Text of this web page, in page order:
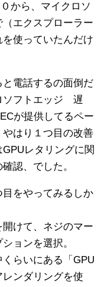
から、マイクロソ
エクスプローラー
使っていたんだけ
電話するの面倒だ
ソフトエッジ 遅
が提供してるペー
はり１つ目の改善
レタリングに関
認、でした。
をやってみるしか
けて、ネジのマー
ョンを選択。
らいにある「GPU
ンダリングを使